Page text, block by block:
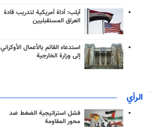
آيلب: أداة أمريكية لتدريب قادة
العراق المستقبليين
استدعاء القائم بالأعمال الأوكراني
إلى وزارة الخارجية
الرأي
فشل استراتيجية الضغط ضد
محور المقاومة